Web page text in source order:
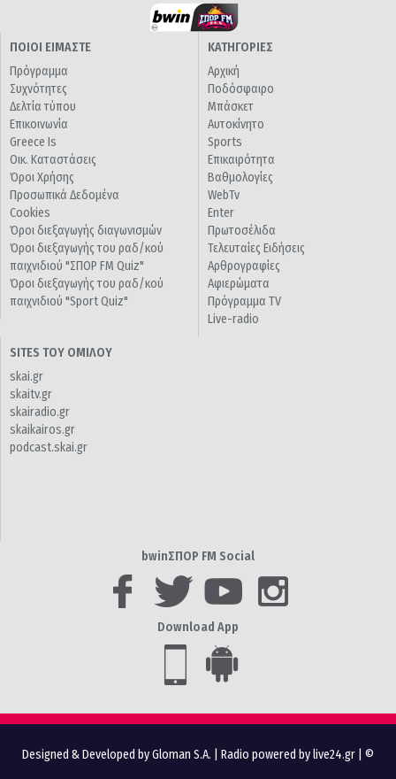
ΠΟΙΟΙ ΕΙΜΑΣΤΕ
Πρόγραμμα
Συχνότητες
Δελτία τύπου
Επικοινωνία
Greece Is
Οικ. Καταστάσεις
Όροι Χρήσης
Προσωπικά Δεδομένα
Cookies
Όροι διεξαγωγής διαγωνισμών
Όροι διεξαγωγής του ραδ/κού
παιχνιδιού "ΣΠΟΡ FM Quiz"
Όροι διεξαγωγής του ραδ/κού
παιχνιδιού "Sport Quiz"
ΚΑΤΗΓΟΡΙΕΣ
Αρχική
Ποδόσφαιρο
Μπάσκετ
Αυτοκίνητο
Sports
Επικαιρότητα
Βαθμολογίες
WebTv
Enter
Πρωτοσέλιδα
Τελευταίες Ειδήσεις
Αρθρογραφίες
Αφιερώματα
Πρόγραμμα TV
Live-radio
SITES ΤΟΥ ΟΜΙΛΟΥ
skai.gr
skaitv.gr
skairadio.gr
skaikairos.gr
podcast.skai.gr
bwinΣΠΟΡ FM Social
Download App
Designed & Developed by Gloman S.A. Radio powered by live24.gr | ©